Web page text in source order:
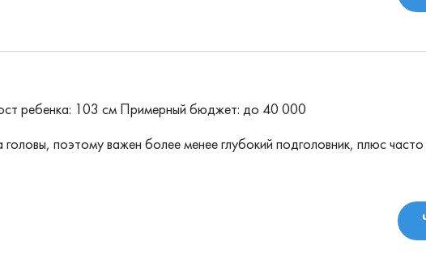
ребенка: 103 см Примерный бюджет: до 40 000
поэтому важен более менее глубокий подголовник, плюс